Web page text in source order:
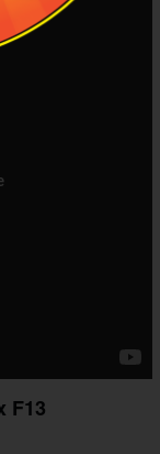
F13